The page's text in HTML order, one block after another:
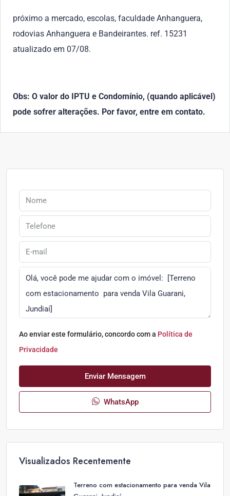
próximo a mercado, escolas, faculdade Anhanguera,
rodovias Anhanguera e Bandeirantes. ref. 15231
atualizado em 07/08.
Obs: O valor do IPTU e Condomínio, (quando aplicável)
pode sofrer alterações. Por favor, entre em contato.
Ao enviar este formulário, concordo com a Política de
Privacidade
Enviar Mensagem
WhatsApp
Visualizados Recentemente
Terreno com estacionamento para venda Vila